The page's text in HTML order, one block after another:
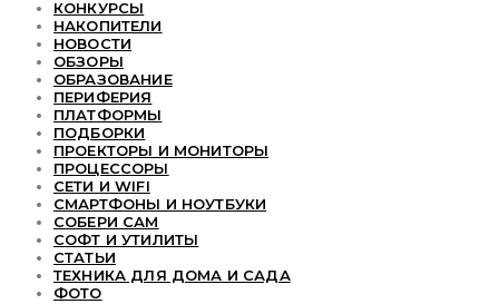
КОНКУРСЫ
НАКОПИТЕЛИ
НОВОСТИ
ОБЗОРЫ
ОБРАЗОВАНИЕ
ПЕРИФЕРИЯ
ПЛАТФОРМЫ
ПОДБОРКИ
ПРОЕКТОРЫ И МОНИТОРЫ
ПРОЦЕССОРЫ
СЕТИ И WIFI
СМАРТФОНЫ И НОУТБУКИ
СОБЕРИ САМ
СОФТ И УТИЛИТЫ
СТАТЬИ
ТЕХНИКА ДЛЯ ДОМА И САДА
ФОТО